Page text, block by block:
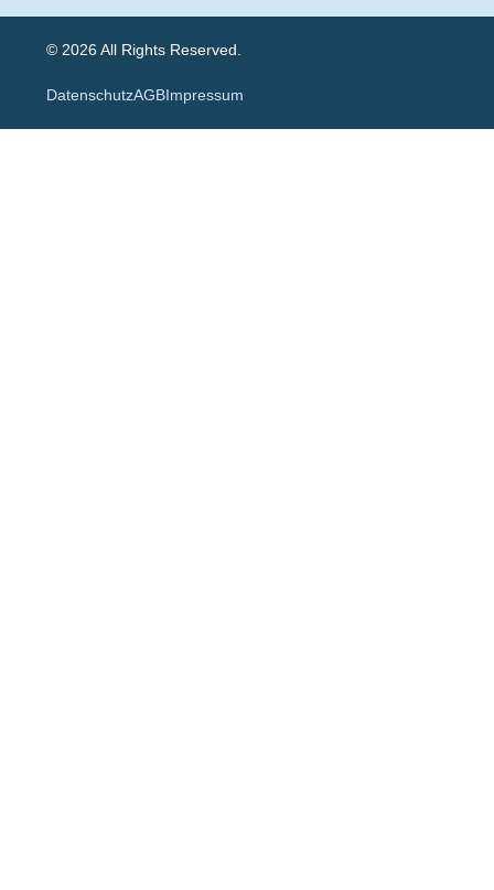
© 2026 All Rights Reserved.
DatenschutzAGBImpressum